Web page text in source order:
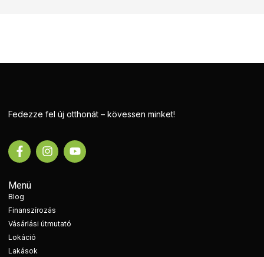
Fedezze fel új otthonát – kövessen minket!
Menü
Blog
Finanszírozás
Vásárlási útmutató
Lokáció
Lakások